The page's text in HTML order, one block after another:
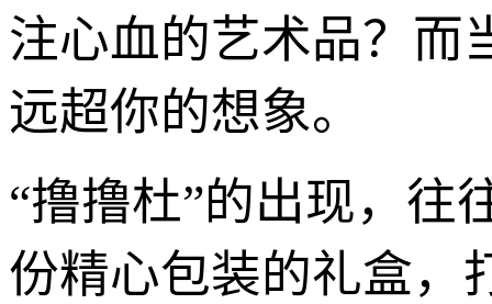
注心血的艺术品？而
远超你的想象。
“撸撸杜”的出现，往
份精心包装的礼盒，